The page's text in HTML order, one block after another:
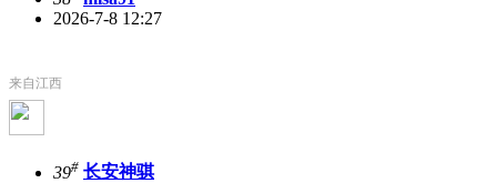
2026-7-8 12:27
来自江西
39# 长安神骐